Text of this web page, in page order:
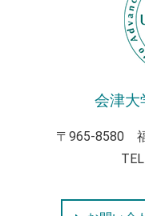
会津大
〒965-8580